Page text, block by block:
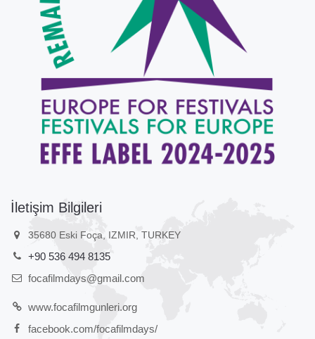
İletişim Bilgileri
35680 Eski Foça, IZMIR, TURKEY
+90 536 494 8135
focafilmdays@gmail.com
www.focafilmgunleri.org
facebook.com/focafilmdays/